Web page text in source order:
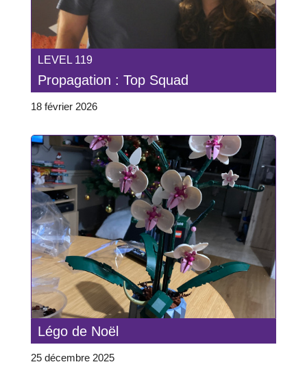
LEVEL 119
Propagation : Top Squad
18 février 2026
Légo de Noël
25 décembre 2025